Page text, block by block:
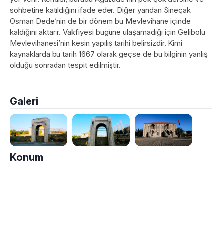
sohbetine katıldığını ifade eder. Diğer yandan Sineçak
Osman Dede’nin de bir dönem bu Mevlevihane içinde
kaldığını aktarır. Vakfiyesi bugüne ulaşamadığı için Gelibolu
Mevlevihanesi’nin kesin yapılış tarihi belirsizdir. Kimi
kaynaklarda bu tarih 1667 olarak geçse de bu bilginin yanlış
olduğu sonradan tespit edilmiştir.
Galeri
Konum